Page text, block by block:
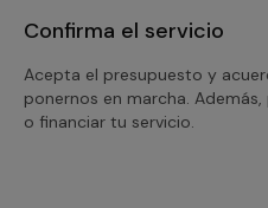
Confirma el servicio
Acepta el presupuesto y
ponernos en marcha.
o financiar tu servicio.